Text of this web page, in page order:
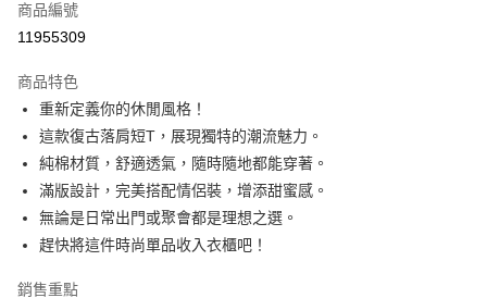
超商取貨付款
Apple Pay
街口支付
Google Pay
ATM付款
商品編號
11955309
商品特色
重新定義你的休閒風格！
這款復古落肩短T，展現獨特的潮流魅力。
純棉材質，舒適透氣，隨時隨地都能穿著。
滿版設計，完美搭配情侶裝，增添甜蜜感。
無論是日常出門或聚會都是理想之選。
趕快將這件時尚單品收入衣櫃吧！
銷售重點